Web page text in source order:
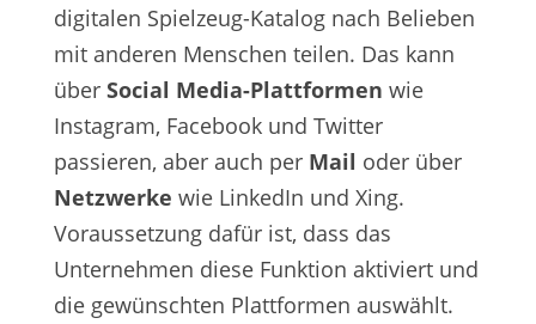
digitalen Spielzeug-Katalog nach Belieben
mit anderen Menschen teilen. Das kann
über Social Media-Plattformen wie
Instagram, Facebook und Twitter
passieren, aber auch per Mail oder über
Netzwerke wie LinkedIn und Xing.
Voraussetzung dafür ist, dass das
Unternehmen diese Funktion aktiviert und
die gewünschten Plattformen auswählt.